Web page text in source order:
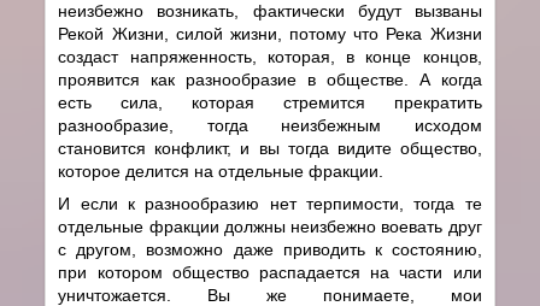
неизбежно возникать, фактически будут вызваны
Рекой Жизни, силой жизни, потому что Река Жизни
создаст напряженность, которая, в конце концов,
проявится как разнообразие в обществе. А когда
есть сила, которая стремится прекратить
разнообразие, тогда неизбежным исходом
становится конфликт, и вы тогда видите общество,
которое делится на отдельные фракции.
И если к разнообразию нет терпимости, тогда те
отдельные фракции должны неизбежно воевать друг
с другом, возможно даже приводить к состоянию,
при котором общество распадается на части или
уничтожается. Вы же понимаете, мои